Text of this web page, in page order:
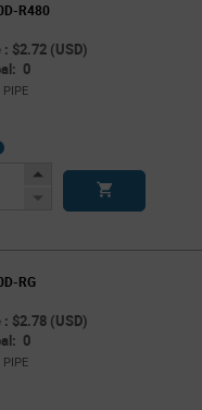
R480
$2.72 (USD)
0
More
Increase
Decrease
RG
$2.78 (USD)
0